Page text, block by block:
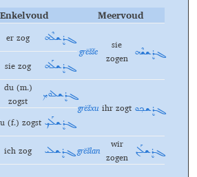
Enkelvoud Meervoud
er zog ܓܪܷܫܠܶܗ
grëšše
sie
zogen ܓܪܷܫܫܶܗ
sie zog ܓܪܷܫܠܰܗ
du (m.)
zogst
ܓܪܷܫܠܘܟ݂
grëšxu ihr zogt ܓܪܷܫܟ݂ܘ
(f.) zogst ܓܪܷܫܠܰܟ݂
ich zog ܓܪܷܫܠܝ grëšlan
wir
zogen ܓܪܷܫܠܰܢ